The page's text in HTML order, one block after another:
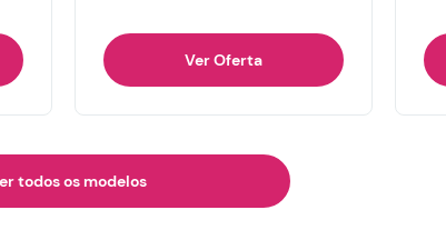
Ver Oferta
todos os modelos